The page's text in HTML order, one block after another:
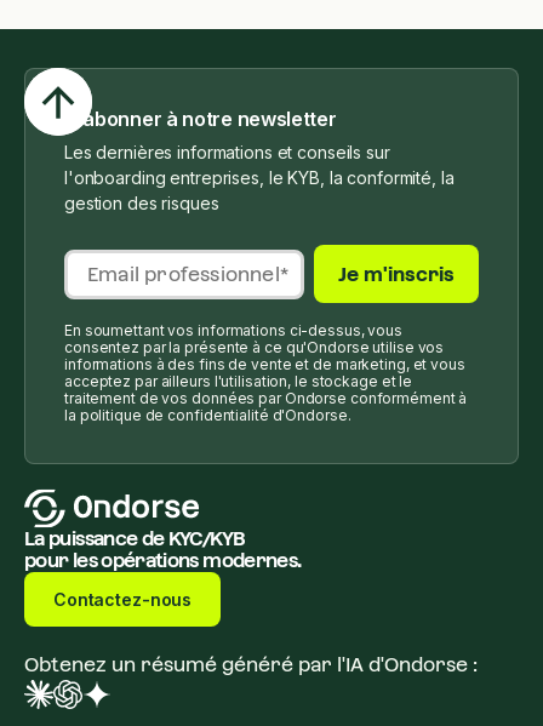
S'abonner à notre newsletter
Les dernières informations et conseils sur
l'onboarding entreprises, le KYB, la conformité, la
gestion des risques
En soumettant vos informations ci-dessus, vous
consentez par la présente à ce qu'Ondorse utilise vos
informations à des fins de vente et de marketing, et vous
acceptez par ailleurs l'utilisation, le stockage et le
traitement de vos données par Ondorse conformément à
la politique de confidentialité d'Ondorse.
La puissance de KYC/KYB
pour les opérations modernes.
Contactez-nous
Obtenez un résumé généré par l'IA d'Ondorse :